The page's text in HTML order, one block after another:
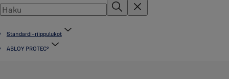
Standardi-riippulukot
ABLOY PROTEC²